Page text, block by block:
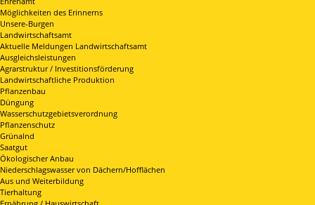
Möglichkeiten des Erinnerns
Unsere-Burgen
Landwirtschaftsamt
Aktuelle Meldungen Landwirtschaftsamt
Ausgleichsleistungen
Agrarstruktur / Investitionsförderung
Landwirtschaftliche Produktion
Pflanzenbau
Düngung
Wasserschutzgebietsverordnung
Pflanzenschutz
Grünalnd
Saatgut
Ökologischer Anbau
Niederschlagswasser von Dächern/Hofflächen
Aus und Weiterbildung
Tierhaltung